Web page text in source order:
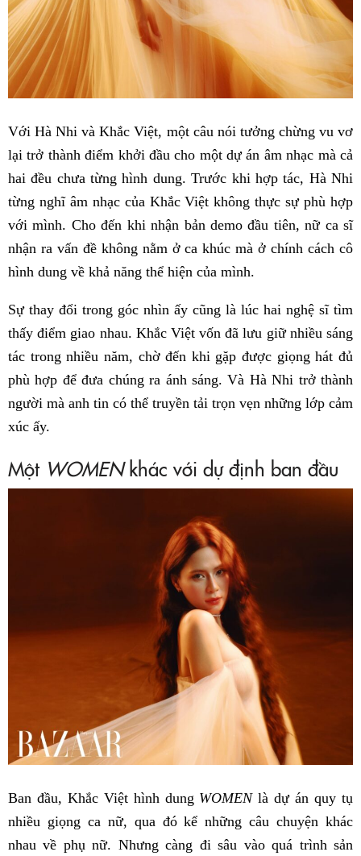
Với Hà Nhi và Khắc Việt, một câu nói tưởng chừng vu vơ
lại trở thành điểm khởi đầu cho một dự án âm nhạc mà cả
hai đều chưa từng hình dung. Trước khi hợp tác, Hà Nhi
từng nghĩ âm nhạc của Khắc Việt không thực sự phù hợp
với mình. Cho đến khi nhận bản demo đầu tiên, nữ ca sĩ
nhận ra vấn đề không nằm ở ca khúc mà ở chính cách cô
hình dung về khả năng thể hiện của mình.
Sự thay đổi trong góc nhìn ấy cũng là lúc hai nghệ sĩ tìm
thấy điểm giao nhau. Khắc Việt vốn đã lưu giữ nhiều sáng
tác trong nhiều năm, chờ đến khi gặp được giọng hát đủ
phù hợp để đưa chúng ra ánh sáng. Và Hà Nhi trở thành
người mà anh tin có thể truyền tải trọn vẹn những lớp cảm
xúc ấy.
Một WOMENkhác với dự định ban đầu
Ban đầu, Khắc Việt hình dung WOMENlà dự án quy tụ
nhiều giọng ca nữ, qua đó kể những câu chuyện khác
nhau về phụ nữ. Nhưng càng đi sâu vào quá trình sản